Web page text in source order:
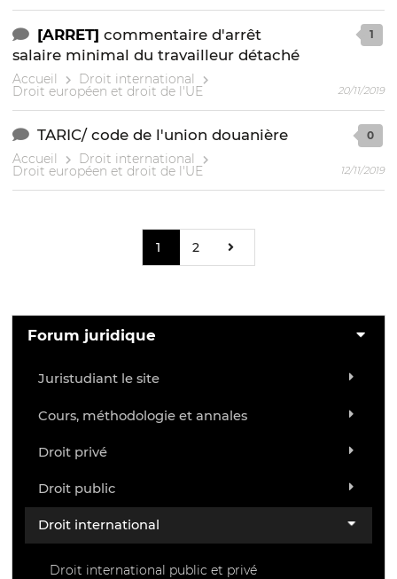
[ARRET] commentaire d'arrêt
salaire minimal du travailleur détaché
Accueil Droit international
Droit européen et droit de l'UE
1
20/11/2019
TARIC/ code de l'union douanière
Accueil Droit international
Droit européen et droit de l'UE
0
12/11/2019
1 2
Forum juridique
Juristudiant le site
Cours, méthodologie et annales
Droit privé
Droit public
Droit international
Droit international public et privé